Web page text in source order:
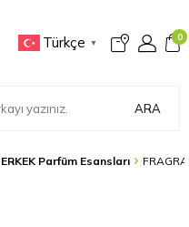
Türkçe ▼
0
ARA
Parfüm Esansları